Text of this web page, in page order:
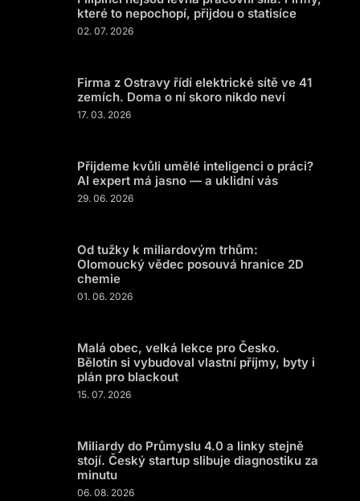
které to nepochopí, přijdou o statisíce
02. 07. 2026
Firma z Ostravy řídí elektrické sítě ve 41
zemích. Doma o ní skoro nikdo neví
17. 03. 2026
Přijdeme kvůli umělé inteligenci o práci?
AI expert má jasno — a uklidní vás
29. 06. 2026
Od tužky k miliardovým trhům:
Olomoucký vědec posouvá hranice 2D
chemie
01. 06. 2026
Malá obec, velká lekce pro Česko.
Bělotín si vybudoval vlastní příjmy, byty i
plán pro blackout
15. 07. 2026
Miliardy do Průmyslu 4.0 a linky stejně
stojí. Český startup slibuje diagnostiku za
minutu
06. 08. 2026